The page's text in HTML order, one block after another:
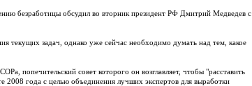
безработицы обсудил во вторник президент РФ Дмитрий Медведев с
текущих задач, однако уже сейчас необходимо думать над тем, какое
попечительский совет которого он возглавляет, чтобы "расставить
2008 года с целью объединения лучших экспертов для выработки